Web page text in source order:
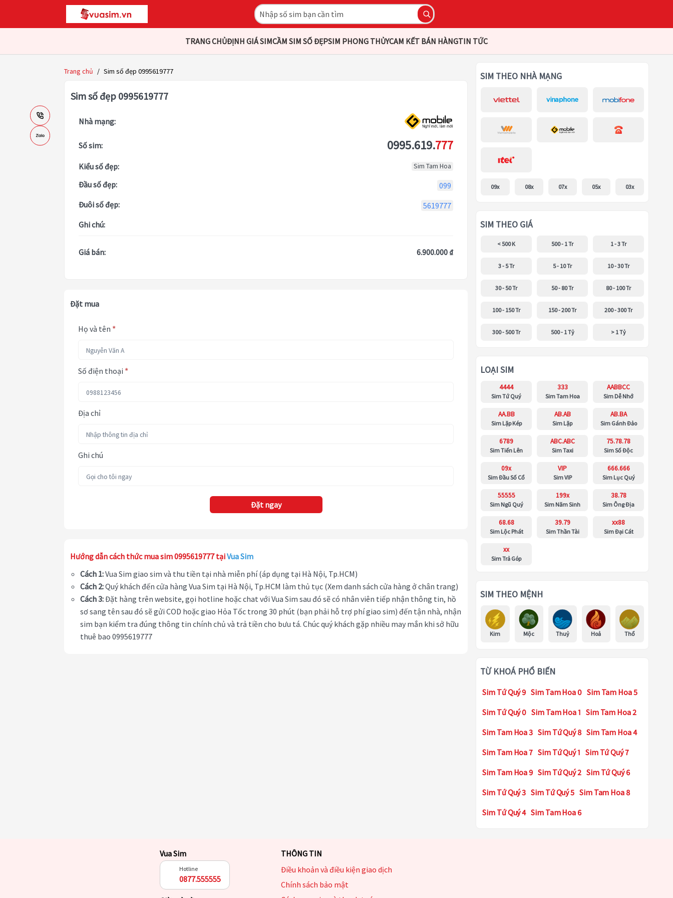
TRANG CHỦĐỊNH GIÁ SIMCẦM SIM SỐ ĐẸPSIM PHONG THỦYCAM KẾT BÁN HÀNGTIN TỨC
Trang chủ / Sim số đẹp 0995619777
Sim số đẹp 0995619777
Nhà mạng:
Số sim: 0995.619.777
Kiểu số đẹp: Sim Tam Hoa
Đầu số đẹp:
099
Đuôi số đẹp:
5619777
Ghi chú:
Giá bán: 6.900.000 ₫
Đặt mua
Họ và tên *
Số điện thoại *
Địa chỉ
Ghi chú
Đặt ngay
Hướng dẫn cách thức mua sim 0995619777 tạiVua Sim
Cách 1:Vua Sim giao sim và thu tiền tại nhà miễn phí (áp dụng tại Hà Nội, Tp.HCM)
Cách 2:Quý khách đến cửa hàng Vua Sim tại Hà Nội, Tp.HCM làm thủ tục (Xem danh sách cửa hàng ở chân trang)
Cách 3:Đặt hàng trên website, gọi hotline hoặc chat với Vua Sim sau đó sẽ có nhân viên tiếp nhận thông tin, hồ
sơ sang tên sau đó sẽ gửi COD hoặc giao Hỏa Tốc trong 30 phút (bạn phải hỗ trợ phí giao sim) đến tận nhà, nhận
sim bạn kiểm tra đúng thông tin chính chủ và trả tiền cho bưu tá. Chúc quý khách gặp nhiều may mắn khi sở hữu
thuê bao 0995619777
SIM THEO NHÀ MẠNG
09x 08x 07x 05x 03x
SIM THEO GIÁ
< 500 K 500 - 1 Tr 1 - 3 Tr
3 - 5 Tr 5 - 10 Tr 10 - 30 Tr
30 - 50 Tr 50 - 80 Tr 80 - 100 Tr
100 - 150 Tr 150 - 200 Tr 200 - 300 Tr
300 - 500 Tr 500 - 1 Tỷ > 1 Tỷ
LOẠI SIM
4444
Sim Tứ Quý
333
Sim Tam Hoa
AABBCC
Sim Dễ Nhớ
AA.BB
Sim Lặp Kép
AB.AB
Sim Lặp
AB.BA
Sim Gánh Đảo
6789
Sim Tiến Lên
ABC.ABC
Sim Taxi
75.78.78
Sim Số Độc
09x
Sim Đầu Số Cổ
VIP
Sim VIP
666.666
Sim Lục Quý
55555
Sim Ngũ Quý
199x
Sim Năm Sinh
38.78
Sim Ông Địa
68.68
Sim Lộc Phát
39.79
Sim Thần Tài
xx88
Sim Đại Cát
xx
Sim Trả Góp
SIM THEO MỆNH
Kim Mộc Thuỷ Hoả Thổ
TỪ KHOÁ PHỔ BIẾN
Sim Tứ Quý 9 Sim Tam Hoa 0 Sim Tam Hoa 5
Sim Tứ Quý 0 Sim Tam Hoa 1 Sim Tam Hoa 2
Sim Tam Hoa 3 Sim Tứ Quý 8 Sim Tam Hoa 4
Sim Tam Hoa 7 Sim Tứ Quý 1 Sim Tứ Quý 7
Sim Tam Hoa 9 Sim Tứ Quý 2 Sim Tứ Quý 6
Sim Tứ Quý 3 Sim Tứ Quý 5 Sim Tam Hoa 8
Sim Tứ Quý 4 Sim Tam Hoa 6
Vua Sim
Hotline
0877.555555
THÔNG TIN
Điều khoản và điều kiện giao dịch
Chính sách bảo mật